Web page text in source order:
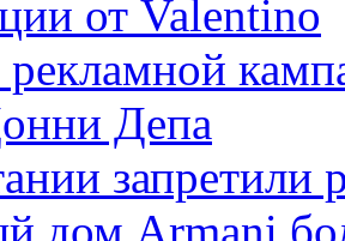
от Valentino
Депа
запретили
дом Armani